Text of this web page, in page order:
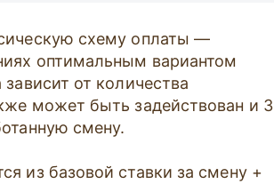
схему оплаты —
оптимальным вариантом
от количества
может быть задействован и 3
смену.
из базовой ставки за смену +